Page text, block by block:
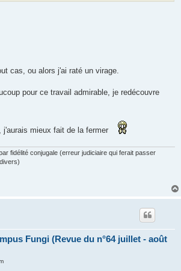
cas, ou alors j'ai raté un virage.
pour ce travail admirable, je redécouvre
j'aurais mieux fait de la fermer
fidélité conjugale (erreur judiciaire qui ferait passer
Fungi (Revue du n°64 juillet - août